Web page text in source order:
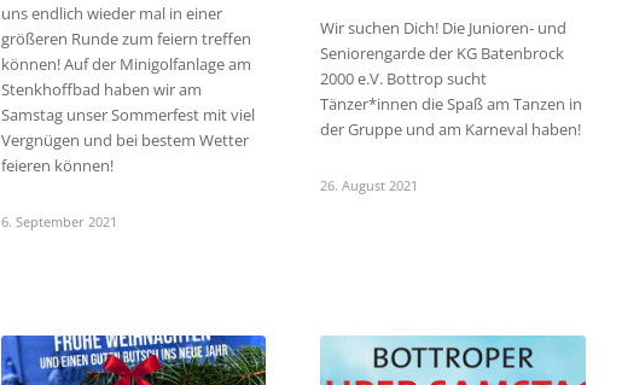
uns endlich wieder mal in einer
größeren Runde zum feiern treffen
können! Auf der Minigolfanlage am
Stenkhoffbad haben wir am
Samstag unser Sommerfest mit viel
Vergnügen und bei bestem Wetter
feieren können!
6. September 2021
Wir suchen Dich! Die Junioren- und
Seniorengarde der KG Batenbrock
2000 e.V. Bottrop sucht
Tänzer*innen die Spaß am Tanzen in
der Gruppe und am Karneval haben!
26. August 2021